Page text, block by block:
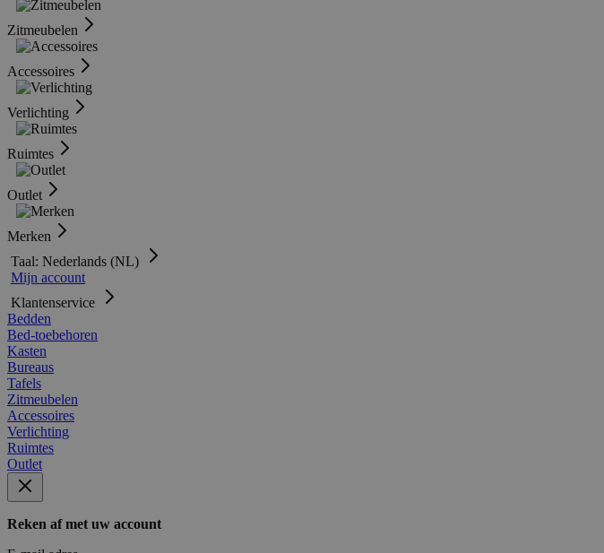
Zitmeubelen
Accessoires
Verlichting
Ruimtes
Outlet
Merken
Taal: Nederlands (NL)
Mijn account
Klantenservice
Bedden
Bed-toebehoren
Kasten
Bureaus
Tafels
Zitmeubelen
Accessoires
Verlichting
Ruimtes
Outlet
Reken af met uw account